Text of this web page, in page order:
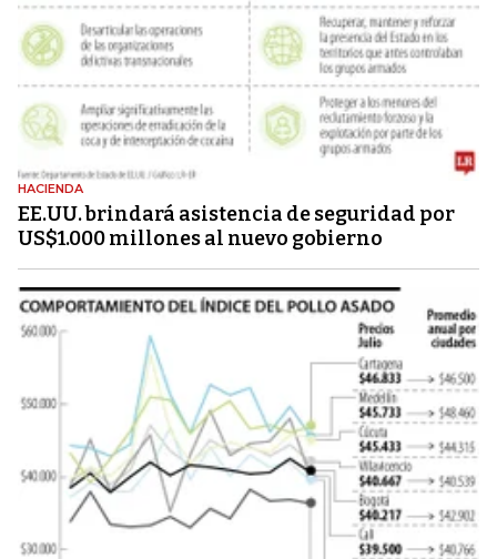
HACIENDA
EE.UU. brindará asistencia de seguridad por
US$1.000 millones al nuevo gobierno